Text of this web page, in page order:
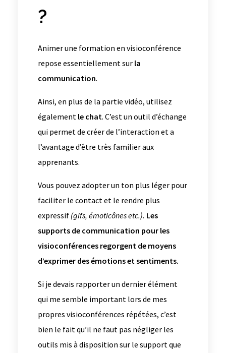
?
Animer une formation en visioconférence
repose essentiellement sur la
communication.
Ainsi, en plus de la partie vidéo, utilisez
également le chat. C’est un outil d’échange
qui permet de créer de l’interaction et a
l’avantage d’être très familier aux
apprenants.
Vous pouvez adopter un ton plus léger pour
faciliter le contact et le rendre plus
expressif (gifs, émoticônes etc.). Les
supports de communication pour les
visioconférences regorgent de moyens
d’exprimer des émotions et sentiments.
Si je devais rapporter un dernier élément
qui me semble important lors de mes
propres visioconférences répétées, c’est
bien le fait qu’il ne faut pas négliger les
outils mis à disposition sur le support que